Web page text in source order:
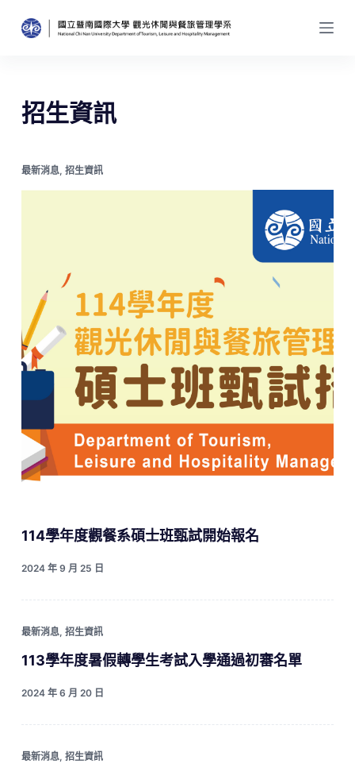
跳
至
內
容
招生資訊
最新消息, 招生資訊
114學年度觀餐系碩士班甄試開始報名
2024 年 9 月 25 日
最新消息, 招生資訊
113學年度暑假轉學生考試入學通過初審名單
2024 年 6 月 20 日
最新消息, 招生資訊